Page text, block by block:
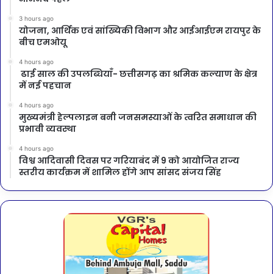
3 hours ago
योजना, आर्थिक एवं सांख्यिकी विभाग और आईआईएम रायपुर के
बीच एमओयू
4 hours ago
ढाई साल की उपलब्धियाँ- छत्तीसगढ़ का श्रमिक कल्याण के क्षेत्र
में नई पहचान
4 hours ago
मुख्यमंत्री हेल्पलाइन बनी जनसमस्याओं के त्वरित समाधान की
प्रभावी व्यवस्था
4 hours ago
विश्व आदिवासी दिवस पर गरियाबंद में 9 को आयोजित राज्य
स्तरीय कार्यक्रम में शामिल होंगे आप सांसद संजय सिंह